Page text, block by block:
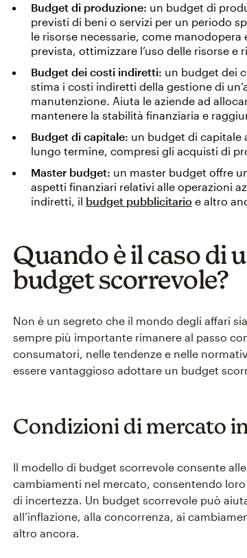
Budget di produzione: un budget di
previsti di beni o servizi per un periodo
le risorse necessarie, come
prevista, ottimizzare l’uso delle risorse e
Budget dei costi indiretti: un budget dei
stima i costi indiretti della gestione di
manutenzione. Aiuta le aziende ad
mantenere la stabilità finanziaria e
Budget di capitale: un budget di capitale
lungo termine, compresi gli acquisti di
Master budget: un master budget offre
aspetti finanziari relativi alle operazioni
indiretti, il budget pubblicitario e altro
Quando è il caso di
budget scorrevole?
Non è un segreto che il mondo degli affari
sempre più importante rimanere al passo
consumatori, nelle tendenze e nelle
essere vantaggioso adottare un budget
Condizioni di mercato
Il modello di budget scorrevole consente
cambiamenti nel mercato, consentendo
di incertezza. Un budget scorrevole può
all’inflazione, alla concorrenza, ai
altro ancora.